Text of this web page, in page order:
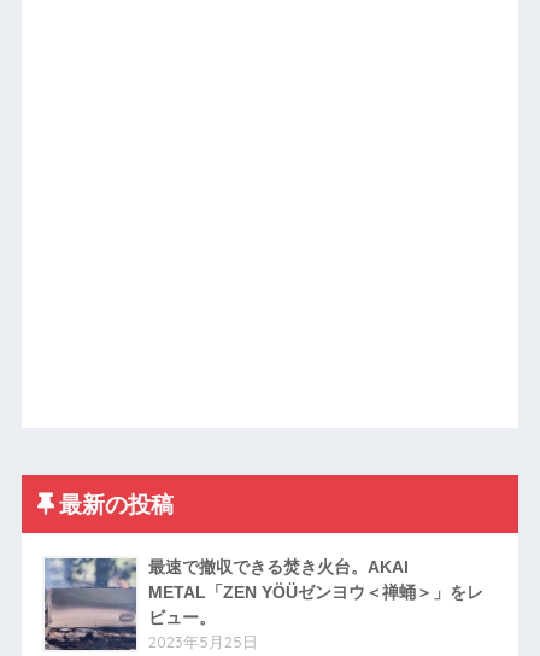
最新の投稿
最速で撤収できる焚き火台。AKAI
METAL「ZEN YÖÜゼンヨウ＜禅蛹＞」をレ
ビュー。
2023年5月25日